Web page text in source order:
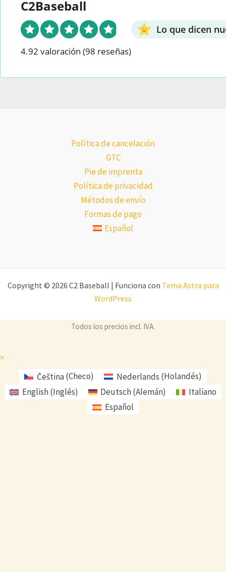
C2Baseball
Lo que dicen
4.92 valoración (98 reseñas)
Política de cancelación
GTC
Pie de imprenta
Política de privacidad
Métodos de envío
Formas de pago
Español
Copyright © 2026 C2 Baseball | Funciona con Tema Astra para
WordPress
Todos los precios incl. IVA.
×
Čeština(Checo) Nederlands (Holandés)
English(Inglés) Deutsch(Alemán)
Italiano
Español